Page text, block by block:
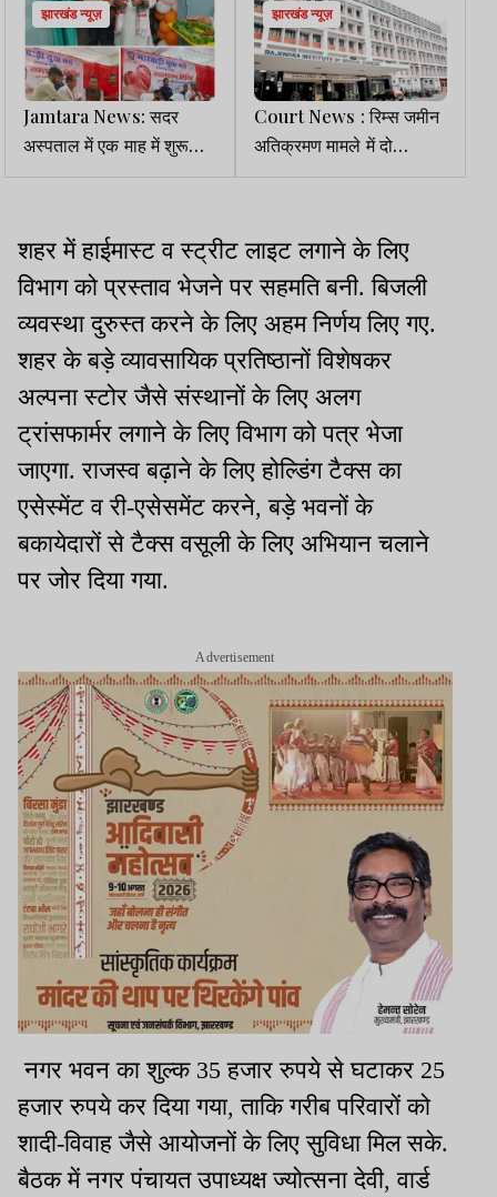
झारखंड न्यूज़
Jamtara News: सदर
अस्पताल में एक माह में शुरू
होगा ICU वार्ड: स्वास्थ्य मंत्री
झारखंड न्यूज़
Court News : रिम्स जमीन
अतिक्रमण मामले में दो
आरोपियों की अग्रिम व दो की
शहर में हाईमास्ट व स्ट्रीट लाइट लगाने के लिए
विभाग को प्रस्ताव भेजने पर सहमति बनी. बिजली
व्यवस्था दुरुस्त करने के लिए अहम निर्णय लिए गए.
शहर के बड़े व्यावसायिक प्रतिष्ठानों विशेषकर
अल्पना स्टोर जैसे संस्थानों के लिए अलग
ट्रांसफार्मर लगाने के लिए विभाग को पत्र भेजा
जाएगा. राजस्व बढ़ाने के लिए होल्डिंग टैक्स का
एसेस्मेंट व री-एसेसमेंट करने, बड़े भवनों के
बकायेदारों से टैक्स वसूली के लिए अभियान चलाने
पर जोर दिया गया.
Advertisement
नगर भवन का शुल्क 35 हजार रुपये से घटाकर 25
हजार रुपये कर दिया गया, ताकि गरीब परिवारों को
शादी-विवाह जैसे आयोजनों के लिए सुविधा मिल सके.
बैठक में नगर पंचायत उपाध्यक्ष ज्योत्सना देवी, वार्ड